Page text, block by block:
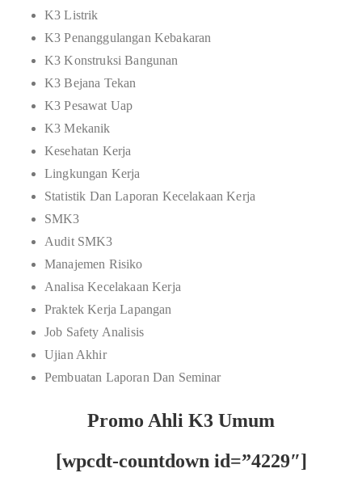
K3 Listrik
K3 Penanggulangan Kebakaran
K3 Konstruksi Bangunan
K3 Bejana Tekan
K3 Pesawat Uap
K3 Mekanik
Kesehatan Kerja
Lingkungan Kerja
Statistik Dan Laporan Kecelakaan Kerja
SMK3
Audit SMK3
Manajemen Risiko
Analisa Kecelakaan Kerja
Praktek Kerja Lapangan
Job Safety Analisis
Ujian Akhir
Pembuatan Laporan Dan Seminar
Promo Ahli K3 Umum
[wpcdt-countdown id=”4229″]